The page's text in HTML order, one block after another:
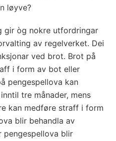
løyve?
gir òg nokre utfordringar
av regelverket. Dei
ved brot. Brot på
i form av bot eller
pengespellova kan
tre månader, mens
kan medføre straff i form
blir behandla av
pengespellova blir